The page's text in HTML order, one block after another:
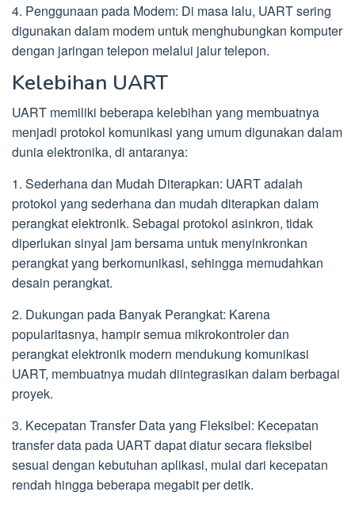
4. Penggunaan pada Modem: Di masa lalu, UART sering
digunakan dalam modem untuk menghubungkan komputer
dengan jaringan telepon melalui jalur telepon.
Kelebihan UART
UART memiliki beberapa kelebihan yang membuatnya
menjadi protokol komunikasi yang umum digunakan dalam
dunia elektronika, di antaranya:
1. Sederhana dan Mudah Diterapkan: UART adalah
protokol yang sederhana dan mudah diterapkan dalam
perangkat elektronik. Sebagai protokol asinkron, tidak
diperlukan sinyal jam bersama untuk menyinkronkan
perangkat yang berkomunikasi, sehingga memudahkan
desain perangkat.
2. Dukungan pada Banyak Perangkat: Karena
popularitasnya, hampir semua mikrokontroler dan
perangkat elektronik modern mendukung komunikasi
UART, membuatnya mudah diintegrasikan dalam berbagai
proyek.
3. Kecepatan Transfer Data yang Fleksibel: Kecepatan
transfer data pada UART dapat diatur secara fleksibel
sesuai dengan kebutuhan aplikasi, mulai dari kecepatan
rendah hingga beberapa megabit per detik.